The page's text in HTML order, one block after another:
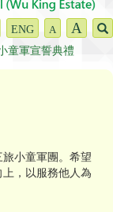
ENG A A
童軍宣誓典禮
小童軍團。希望
，以服務他人為